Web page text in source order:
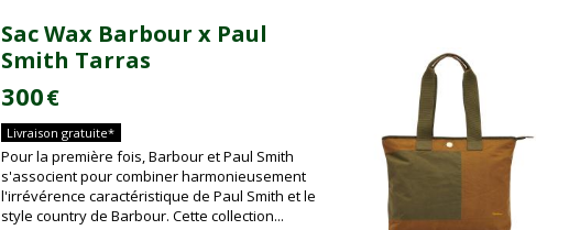
Sac Wax Barbour x Paul
Smith Tarras
300€
Livraison gratuite*
Pour la première fois, Barbour et Paul Smith
s'associent pour combiner harmonieusement
l'irrévérence caractéristique de Paul Smith et le
style country de Barbour. Cette collection...